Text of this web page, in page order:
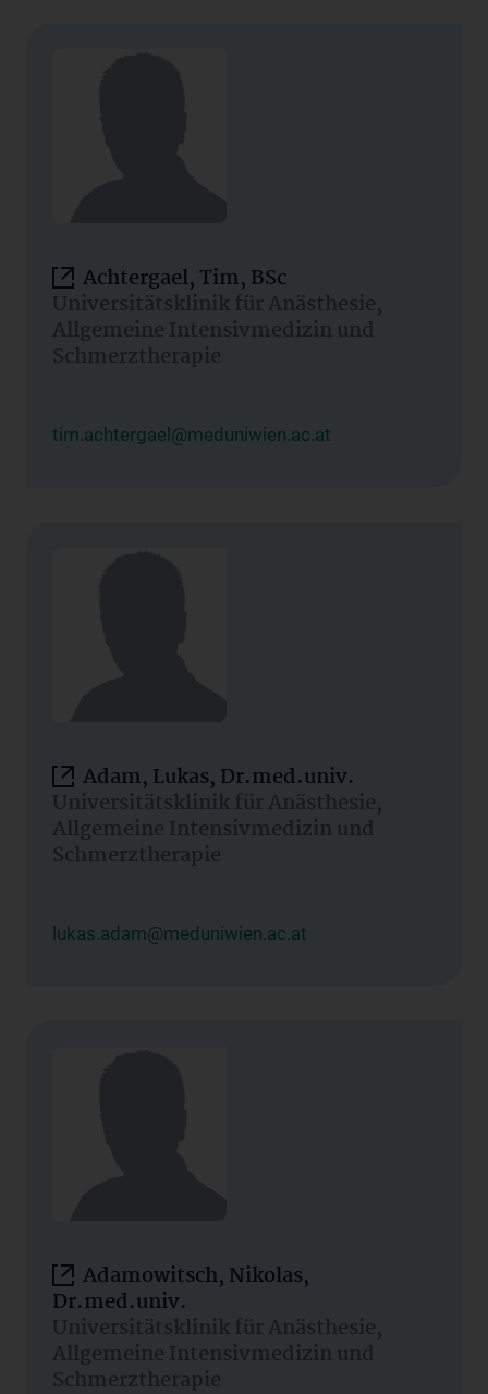
Achtergael, Tim, BSc
Universitätsklinik für Anästhesie,
Allgemeine Intensivmedizin und
Schmerztherapie
tim.achtergael@meduniwien.ac.at
Adam, Lukas, Dr.med.univ.
Universitätsklinik für Anästhesie,
Allgemeine Intensivmedizin und
Schmerztherapie
lukas.adam@meduniwien.ac.at
Adamowitsch, Nikolas,
Dr.med.univ.
Universitätsklinik für Anästhesie,
Allgemeine Intensivmedizin und
Schmerztherapie